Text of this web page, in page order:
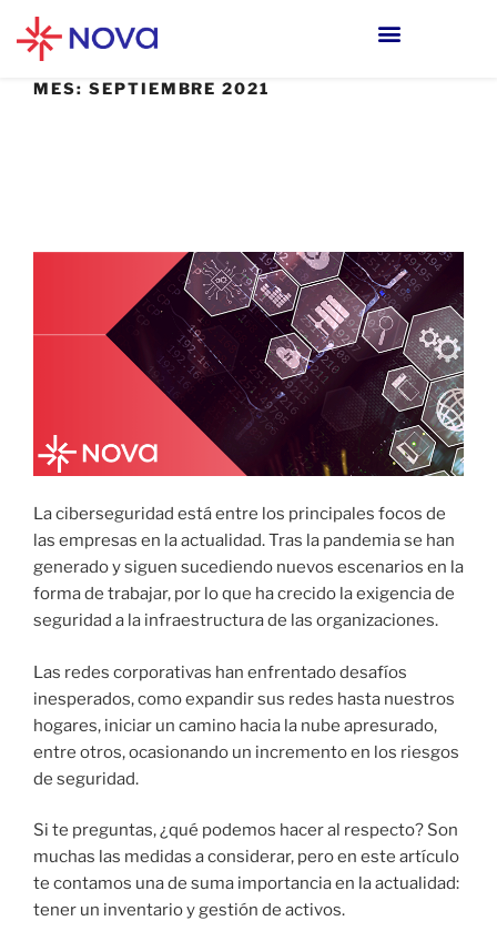
MES: SEPTIEMBRE 2021
La ciberseguridad está entre los principales focos de
las empresas en la actualidad. Tras la pandemia se han
generado y siguen sucediendo nuevos escenarios en la
forma de trabajar, por lo que ha crecido la exigencia de
seguridad a la infraestructura de las organizaciones.
Las redes corporativas han enfrentado desafíos
inesperados, como expandir sus redes hasta nuestros
hogares, iniciar un camino hacia la nube apresurado,
entre otros, ocasionando un incremento en los riesgos
de seguridad.
Si te preguntas, ¿qué podemos hacer al respecto? Son
muchas las medidas a considerar, pero en este artículo
te contamos una de suma importancia en la actualidad:
tener un inventario y gestión de activos.